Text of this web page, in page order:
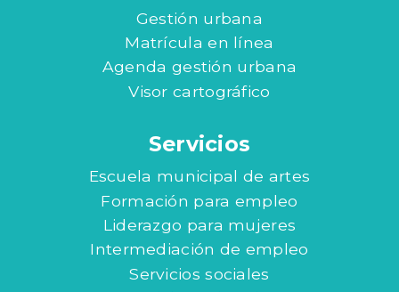
Gestión urbana
Matrícula en línea
Agenda gestión urbana
Visor cartográfico
Servicios
Escuela municipal de artes
Formación para empleo
Liderazgo para mujeres
Intermediación de empleo
Servicios sociales